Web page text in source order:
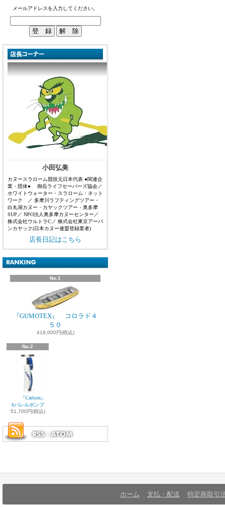
メールアドレスを入力してください。
小田弘美
カヌースラローム競技元日本代表 ●関連企
業・団体● 御岳ライフセーバーズ協会／
ホワイトウォーター・スラローム・ネット
ワーク ／ 多摩川ラフティングツアー・
白丸湖カヌー・カヤックツアー・奥多摩
SUP／ NPO法人奥多摩カヌーセンター／
株式会社ウルトラC／ 株式会社東京アーバ
ンカヤック(日本カヌー連盟登録業者)
店長日記はこちら
No.1
『GUMOTEX』 コロラド４
５０
418,000円(税込)
No.2
『Carlson』
6バレルポンプ
51,700円(税込)
ホーム 支払・配送 特定商取引